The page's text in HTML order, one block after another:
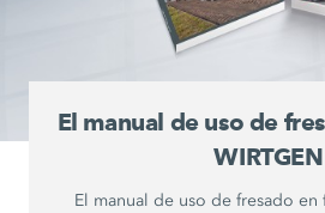
El manual de uso de
WIRTGEN
El manual de uso de fresado en